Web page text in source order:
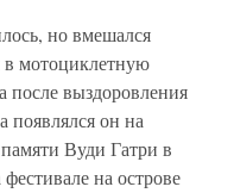
но вмешался
в мотоциклетную
после выздоровления
появлялся он на
Вуди Гатри в
на острове